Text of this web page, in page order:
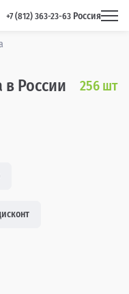
+7 (812) 363-23-63 Россия
в России 256 шт